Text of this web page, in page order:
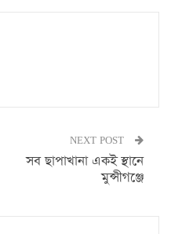
NEXT POST
সব ছাপাখানা একই স্থানে
মুন্সীগঞ্জে